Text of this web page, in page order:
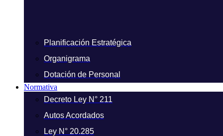
Planificación Estratégica
Organigrama
Dotación de Personal
Normativa
Decreto Ley N° 211
Autos Acordados
Ley N° 20.285